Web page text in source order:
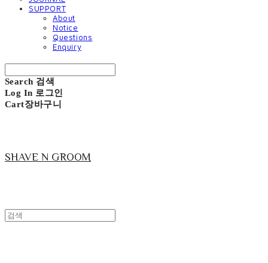
SUPPORT
About
Notice
Questions
Enquiry
Search 검색
Log In 로그인
Cart장바구니
SHAVE N GROOM